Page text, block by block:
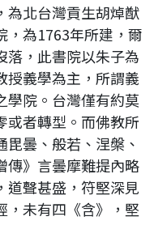
為北台灣貢生胡焯猷
，為1763年所建，爾
落，此書院以朱子為
授義學為主，所謂義
學院。台灣僅有約莫
或者轉型。而佛教所
曇、般若、涅槃、
傳》言曇摩難提內略
道聲甚盛，符堅深見
，未有四《含》，堅